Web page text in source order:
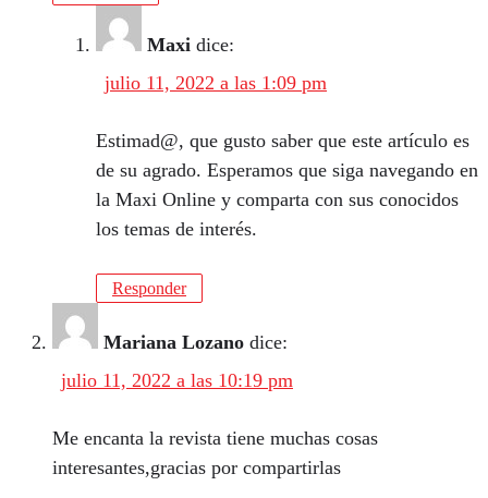
Maxi dice:
julio 11, 2022 a las 1:09 pm
Estimad@, que gusto saber que este artículo es
de su agrado. Esperamos que siga navegando en
la Maxi Online y comparta con sus conocidos
los temas de interés.
Responder
Mariana Lozano dice:
julio 11, 2022 a las 10:19 pm
Me encanta la revista tiene muchas cosas
interesantes,gracias por compartirlas